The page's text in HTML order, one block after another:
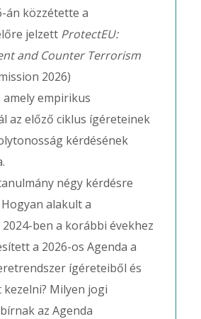
án közzétette a
jelzett ProtectEU:
and Counter Terrorism
2026)
empirikus
az előző ciklus ígéreteinek
kérdésének
négy kérdésre
alakult a
ben a korábbi évekhez
a 2026-os Agenda a
ígéreteiből és
Milyen jogi
az Agenda